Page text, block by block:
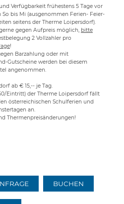
Verfügbarkeit frühestens 5 Tage vor
bis Mi (ausgenommen Ferien- Feier-
seitens der Therme Loipersdorf).
gegen Aufpreis möglich, bitte
2 Vollzahler pro
!
Barzahlung oder mit
Gutscheine werden bei diesem
angenommen.
ab € 15,-- je Tag.
Eintritt) der Therme Loipersdorf fällt
österreichischen Schulferien und
an.
Thermenpreisänderungen!
BUCHEN